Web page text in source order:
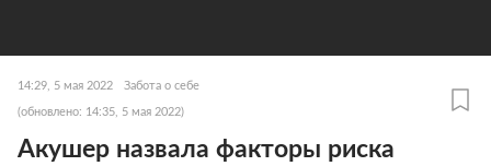
14:29, 5 мая 2022 Забота о себе
(обновлено: 14:35, 5 мая 2022)
Акушер назвала факторы риска